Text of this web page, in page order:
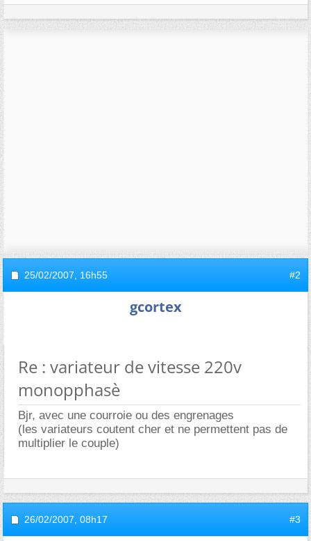
25/02/2007, 16h55 #2
gcortex
Re : variateur de vitesse 220v
monopphasè
Bjr, avec une courroie ou des engrenages
(les variateurs coutent cher et ne permettent pas de
multiplier le couple)
26/02/2007, 08h17 #3